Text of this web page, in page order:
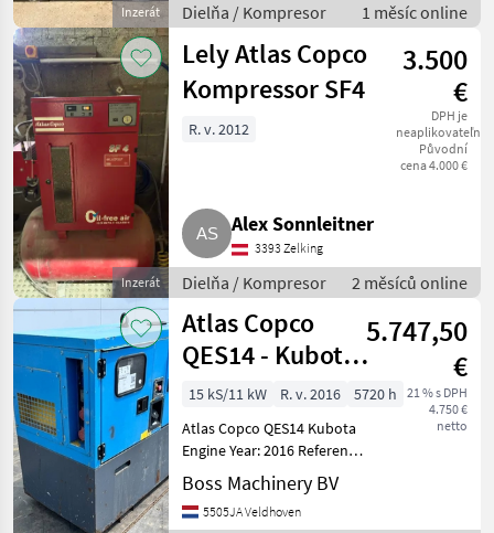
Inzerát Dielňa / Kompresor 1 měsíc online
Inzerát
Lely Atlas Copco
Kompressor SF4
3.500
€
DPH je
neaplikovateľné
Původní
cena 4.000 €
R. v. 2012
Alex Sonnleitner
3393 Zelking
Dielňa / Kompresor 2 měsíců online
Atlas Copco
QES14 - Kubota
Engine
5.747,50
€
21 % s DPH
4.750 €
netto
15 kS/11 kW R. v. 2016
5720 h
Atlas Copco QES14 Kubota
Engine Year: 2016 Reference
number: BM007919 Hours:
5.720 Type QES14 Location
Veldhoven, Netherlands
Boss Machinery BV
5505JA Veldhoven